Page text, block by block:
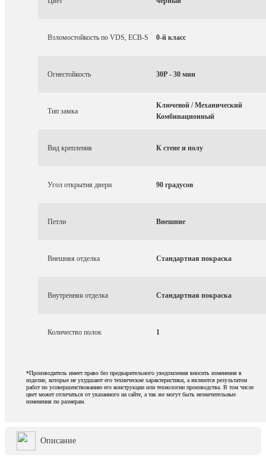
Взломостойкость по VDS, ECB-S 0-й класс
Огнестойкость 30P - 30 мин
Тип замка
Ключевой / Механический
Комбинационный
Вид крепления К стене и полу
Угол открытия двери 90 градусов
Петли Внешние
Внешняя отделка Стандартная покраска
Внутренняя отделка Стандартная покраска
Количество полок 1
*Производитель имеет право без предварительного уведомления вносить изменения в
изделие, которые не ухудшают его технические характеристики, а являются результатом
работ по усовершенствованию его конструкции или технологии производства. В том числе
цвет может отличаться от указанного на сайте, а так же могут быть незначительные
изменения по размерам.
Описание